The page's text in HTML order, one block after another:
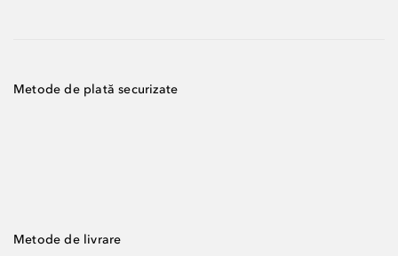
Metode de plată securizate
Metode de livrare